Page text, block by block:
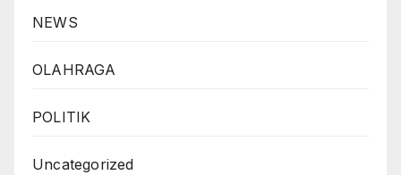
NEWS
OLAHRAGA
POLITIK
Uncategorized